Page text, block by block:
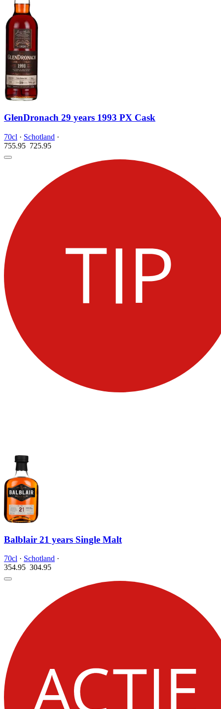
GlenDronach 29 years 1993 PX Cask
70cl · Schotland ·
755.95 725.95
Balblair 21 years Single Malt
70cl · Schotland ·
354.95 304.95